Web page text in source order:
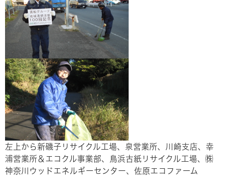
左上から新磯子リサイクル工場、泉営業所、川崎支店、幸
浦営業所＆エコクル事業部、鳥浜古紙リサイクル工場、㈱
神奈川ウッドエネルギーセンター、佐原エコファーム